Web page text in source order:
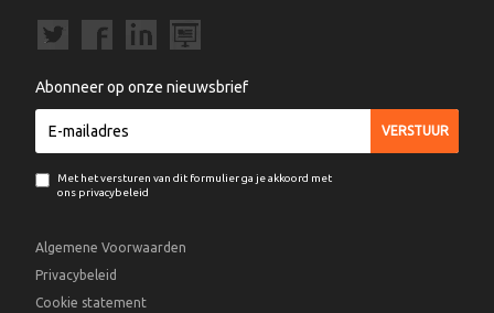
Abonneer op onze nieuwsbrief
Met het versturen van dit formulier ga je akkoord met
ons privacybeleid
Algemene Voorwaarden
Privacybeleid
Cookie statement